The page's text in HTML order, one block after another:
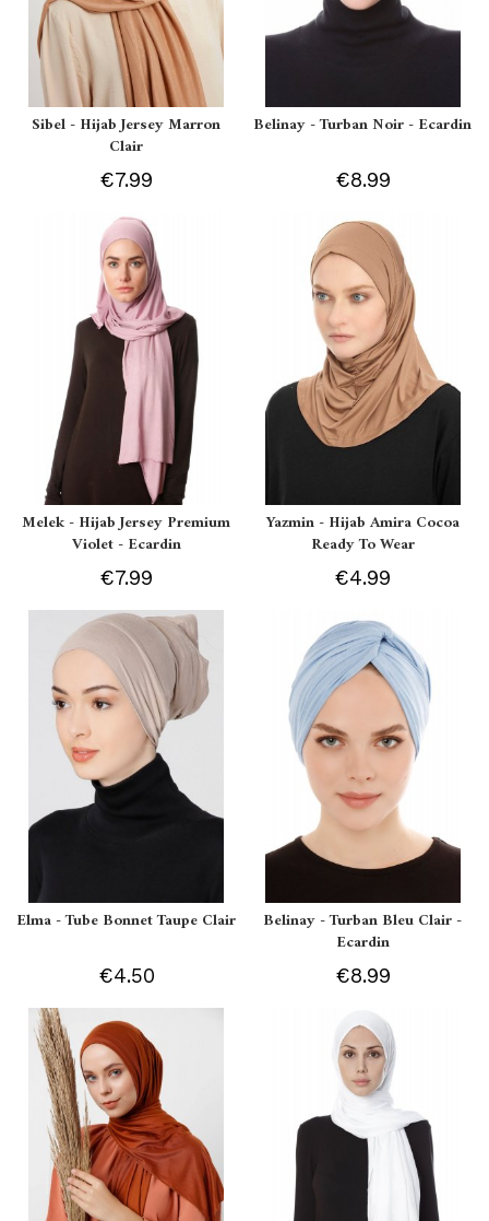
Sibel - Hijab Jersey Marron
Clair
€7.99
Belinay - Turban Noir - Ecardin
€8.99
Melek - Hijab Jersey Premium
Violet - Ecardin
€7.99
Yazmin - Hijab Amira Cocoa
Ready To Wear
€4.99
Elma - Tube Bonnet Taupe Clair
€4.50
Belinay - Turban Bleu Clair -
Ecardin
€8.99